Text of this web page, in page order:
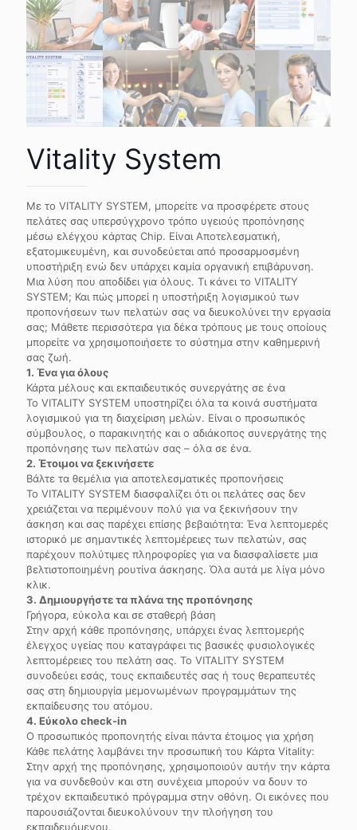
Vitality System
Με το VITALITY SYSTEM, μπορείτε να προσφέρετε στους
πελάτες σας υπερσύγχρονο τρόπο υγειούς προπόνησης
μέσω ελέγχου κάρτας Chip. Είναι Αποτελεσματική,
εξατομικευμένη, και συνοδεύεται από προσαρμοσμένη
υποστήριξη ενώ δεν υπάρχει καμία οργανική επιβάρυνση.
Μια λύση που αποδίδει για όλους. Τι κάνει το VITALITY
SYSTEM; Και πώς μπορεί η υποστήριξη λογισμικού των
προπονήσεων των πελατών σας να διευκολύνει την εργασία
σας; Μάθετε περισσότερα για δέκα τρόπους με τους οποίους
μπορείτε να χρησιμοποιήσετε το σύστημα στην καθημερινή
σας ζωή.
1. Ένα για όλους
Κάρτα μέλους και εκπαιδευτικός συνεργάτης σε ένα
Το VITALITY SYSTEM υποστηρίζει όλα τα κοινά συστήματα
λογισμικού για τη διαχείριση μελών. Είναι ο προσωπικός
σύμβουλος, ο παρακινητής και ο αδιάκοπος συνεργάτης της
προπόνησης των πελατών σας – όλα σε ένα.
2. Έτοιμοι να ξεκινήσετε
Βάλτε τα θεμέλια για αποτελεσματικές προπονήσεις
Το VITALITY SYSTEM διασφαλίζει ότι οι πελάτες σας δεν
χρειάζεται να περιμένουν πολύ για να ξεκινήσουν την
άσκηση και σας παρέχει επίσης βεβαιότητα: Ένα λεπτομερές
ιστορικό με σημαντικές λεπτομέρειες των πελατών, σας
παρέχουν πολύτιμες πληροφορίες για να διασφαλίσετε μια
βελτιστοποιημένη ρουτίνα άσκησης. Όλα αυτά με λίγα μόνο
κλικ.
3. Δημιουργήστε τα πλάνα της προπόνησης
Γρήγορα, εύκολα και σε σταθερή βάση
Στην αρχή κάθε προπόνησης, υπάρχει ένας λεπτομερής
έλεγχος υγείας που καταγράφει τις βασικές φυσιολογικές
λεπτομέρειες του πελάτη σας. Το VITALITY SYSTEM
συνοδεύει εσάς, τους εκπαιδευτές σας ή τους θεραπευτές
σας στη δημιουργία μεμονωμένων προγραμμάτων της
εκπαίδευσης του ατόμου.
4. Εύκολο check-in
Ο προσωπικός προπονητής είναι πάντα έτοιμος για χρήση
Κάθε πελάτης λαμβάνει την προσωπική του Κάρτα Vitality:
Στην αρχή της προπόνησης, χρησιμοποιούν αυτήν την κάρτα
για να συνδεθούν και στη συνέχεια μπορούν να δουν το
τρέχον εκπαιδευτικό πρόγραμμα στην οθόνη. Οι εικόνες που
παρουσιάζονται διευκολύνουν την πλοήγηση του
εκπαιδευόμενου.